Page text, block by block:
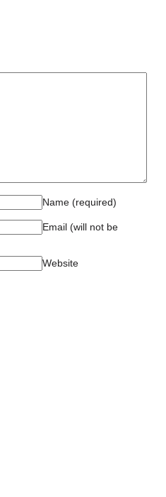
Name (required)
Email (will not be
Website